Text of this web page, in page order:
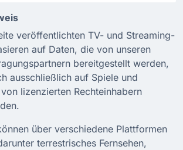
veröffentlichten TV- und Streaming-
auf Daten, die von unseren
bereitgestellt werden,
ausschließlich auf Spiele und
lizenzierten Rechteinhabern
über verschiedene Plattformen
terrestrisches Fernsehen,